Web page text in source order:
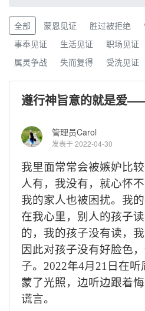
全部 蒙恩见证 胜过被拒绝
事奉见证
生活见证 职场见证
属灵争战
失而复得 受洗见证
遵行神旨意的就是爱
管理员Carol
发表于 2022-04-30
我里面常常会被嫉妒比
人有，我没有，就心怀
我的家人也被困扰。我
在我心里，别人的孩子
的，我的孩子没有读，
因此对孩子没有好脸色
子。 2022年4月 21 日在
蒙了光照，边听边跟着
谎言。